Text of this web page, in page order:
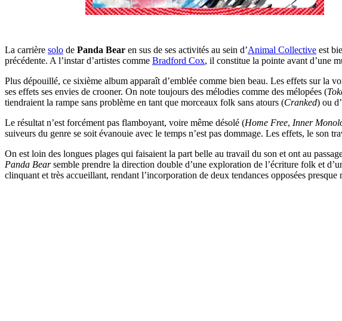
La carrière solo de Panda Bear en sus de ses activités au sein d’Animal Collective est
précédente. A l’instar d’artistes comme Bradford Cox, il constitue la pointe avant d’une
Plus dépouillé, ce sixième album apparaît d’emblée comme bien beau. Les effets sur la
ses effets ses envies de crooner. On note toujours des mélodies comme des mélopées (
tiendraient la rampe sans problème en tant que morceaux folk sans atours (Cranked) ou
Le résultat n’est forcément pas flamboyant, voire même désolé (Home Free, Inner
suiveurs du genre se soit évanouie avec le temps n’est pas dommage. Les effets, le son
On est loin des longues plages qui faisaient la part belle au travail du son et ont au
Panda Bearsemble prendre la direction double d’une exploration de l’écriture folk et
clinquant et très accueillant, rendant l’incorporation de deux tendances opposées presque